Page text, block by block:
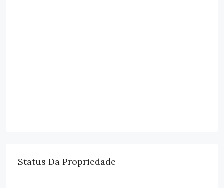
Status Da Propriedade